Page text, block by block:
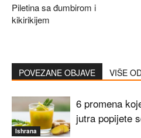
Piletina sa đumbirom i
kikirikijem
POVEZANE OBJAVE VIŠE
Ishrana
6 promena
jutra popijete